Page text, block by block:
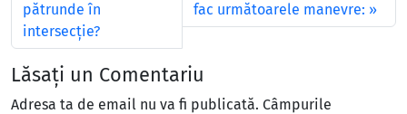
pătrunde în
intersecţie?
fac următoarele manevre:
Lăsați un Comentariu
Adresa ta de email nu va fi publicată. Câmpurile